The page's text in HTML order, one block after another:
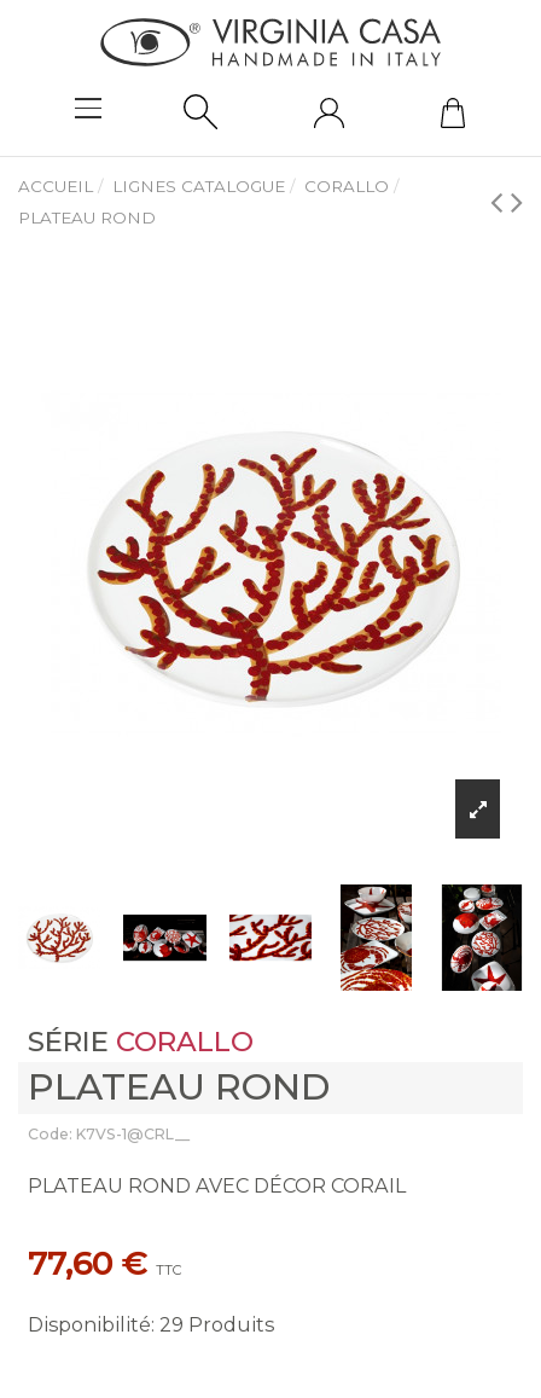
ACCUEIL LIGNES CATALOGUE
CORALLO
PLATEAU ROND
SÉRIE CORALLO
PLATEAU ROND
Code: K7VS-1@CRL__
PLATEAU ROND AVEC DÉCOR CORAIL
77,60 € TTC
Disponibilité: 29 Produits